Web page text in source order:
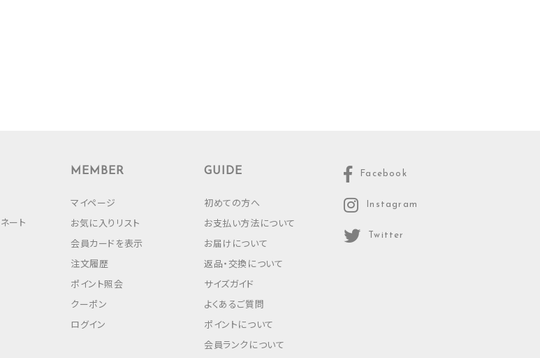
ート
MEMBER
マイページ
お気に入りリスト
会員カードを表示
注文履歴
ポイント照会
クーポン
ログイン
GUIDE
初めての方へ
お支払い方法について
お届けについて
返品・交換について
サイズガイド
よくあるご質問
ポイントについて
会員ランクについて
Facebook
Instagram
Twitter